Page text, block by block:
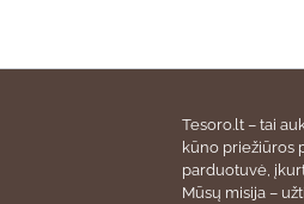
Tesoro.lt – tai
kūno priežiūros
parduotuvė,
Mūsų misija –